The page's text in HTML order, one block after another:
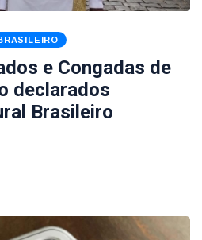
e Congadas de
declarados
Brasileiro